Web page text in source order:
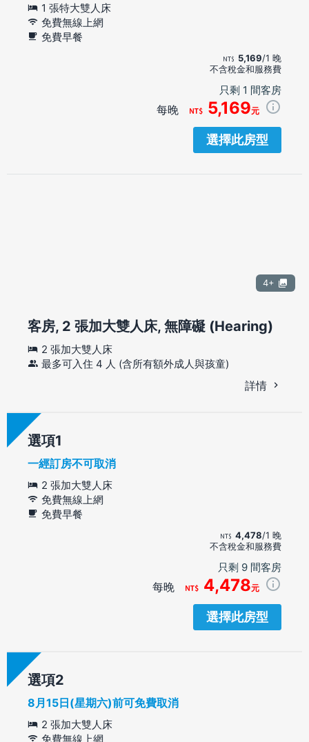
1 張特大雙人床
免費無線上網
免費早餐
5,169/1 晚
不含稅金和服務費
只剩 1 間客房
每晚 5,169元
選擇此房型
4+
客房, 2 張加大雙人床, 無障礙 (Hearing)
2 張加大雙人床
最多可入住 4 人 (含所有額外成人與孩童)
詳情
選項
一經訂房不可取消
2 張加大雙人床
免費無線上網
免費早餐
4,478/1 晚
不含稅金和服務費
只剩 9 間客房
每晚 4,478元
選擇此房型
選項
8月15日(星期六)前可免費取消
2 張加大雙人床
免費無線上網